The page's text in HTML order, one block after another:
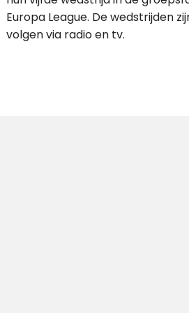
Europa League. De wedstrijden
volgen via radio en tv.